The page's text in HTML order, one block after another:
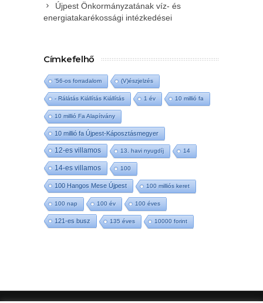
Újpest Önkormányzatának víz- és
energiatakarékossági intézkedései
Címkefelhő
'56-os forradalom (V)észjelzés
- Rálátás Kiállítás Kiállítás 1 év 10 millió fa
10 millió Fa Alapítvány
10 millió fa Újpest-Káposztásmegyer
12-es villamos 13. havi nyugdíj 14
14-es villamos 100
100 Hangos Mese Újpest 100 milliós keret
100 nap 100 év 100 éves
121-es busz 135 éves 10000 forint